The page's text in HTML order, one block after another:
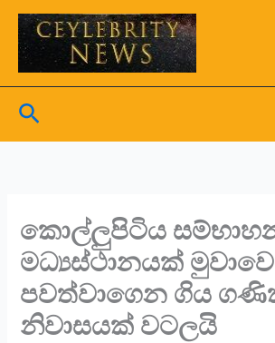
Skip
content
Search
කොල්ලුපිටිය
මධ්‍යස්ථානයක්
පවත්වාගෙන ගිය
නිවාසයක් වටලයි